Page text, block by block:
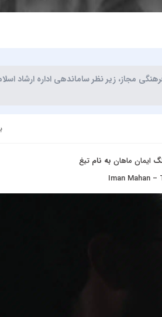
مجاز، زیر نظر ساماندهی اداره ارشاد
ایمان ماهان به نامتیغ
Iman Mahan –